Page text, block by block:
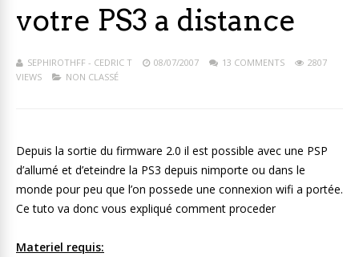
votre PS3 a distance
SEPHIROTHFF - CEDRIC T 08/07/2007 13 COMMENTS
2807
VIEWS
NON CLASSÉ
Depuis la sortie du firmware 2.0 il est possible avec une PSP
d’allumé et d’eteindre la PS3 depuis nimporte ou dans le
monde pour peu que l’on possede une connexion wifi a portée.
Ce tuto va donc vous expliqué comment proceder
Materiel requis: